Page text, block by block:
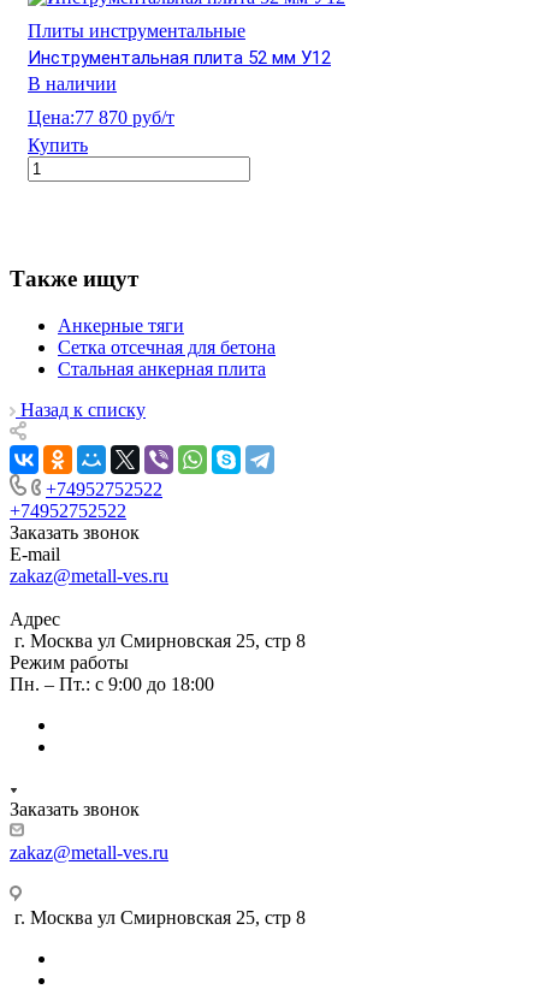
Плиты инструментальные
Инструментальная плита 52 мм У12
В наличии
Цена:77 870 руб/т
Купить
Также ищут
Анкерные тяги
Сетка отсечная для бетона
Стальная анкерная плита
Назад к списку
+74952752522
+74952752522
Заказать звонок
E-mail
zakaz@metall-ves.ru
Адрес
г. Москва ул Смирновская 25, стр 8
Режим работы
Пн. – Пт.: с 9:00 до 18:00
Заказать звонок
zakaz@metall-ves.ru
г. Москва ул Смирновская 25, стр 8